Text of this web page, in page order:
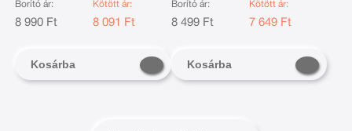
Borító ár:
8 990 Ft
Kötött ár:
8 091 Ft
Kosárba
Valenti
Borító ár:
8 499 Ft
Kötött ár:
7 649 Ft
Kosárba